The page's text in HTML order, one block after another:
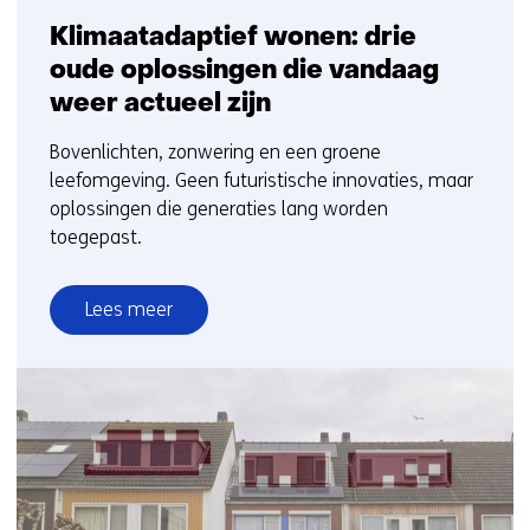
Klimaatadaptief wonen: drie
oude oplossingen die vandaag
weer actueel zijn
Bovenlichten, zonwering en een groene
leefomgeving. Geen futuristische innovaties, maar
oplossingen die generaties lang worden
toegepast.
Lees meer
over
Klimaatadaptief
drie
oude
oplossingen
die